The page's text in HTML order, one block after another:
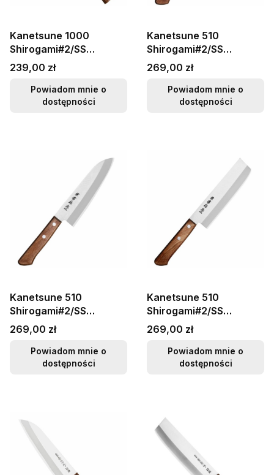
Kanetsune 1000
Shirogami#2/SS
Japoński Nóż Mini Nakiri
13,5cm
Cena
239,00 zł
Powiadom mnie o
dostępności
Kanetsune 510
Shirogami#2/SS
Japoński Nóż Szefa
Kuchni 18cm
Cena
269,00 zł
Powiadom mnie o
dostępności
Kanetsune 510
Shirogami#2/SS
Japoński Nóż Santoku
16,5cm
Cena
269,00 zł
Powiadom mnie o
dostępności
Kanetsune 510
Shirogami#2/SS
Japoński Nóż Nakiri
16,5cm
Cena
269,00 zł
Powiadom mnie o
dostępności